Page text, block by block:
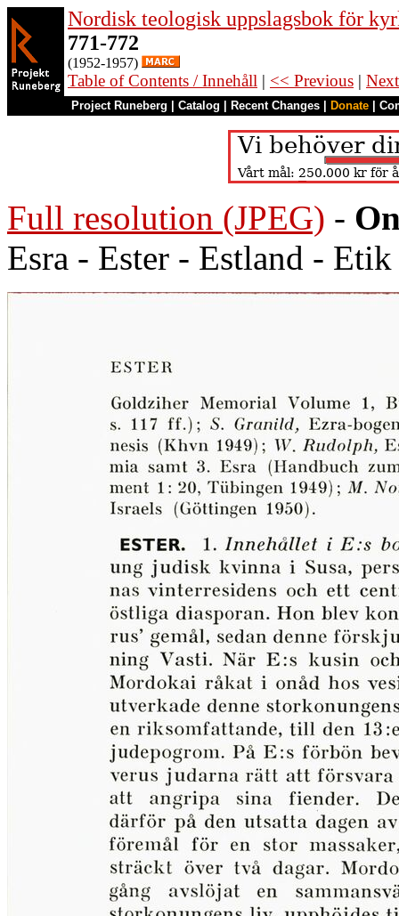
Nordisk teologisk uppslagsbok för
771-772
(1952-1957)
Table of Contents / Innehåll | << Previous |
Project Runeberg Catalog Recent Changes Donate
Full resolution (JPEG) -
Esra - Ester - Estland - Etik